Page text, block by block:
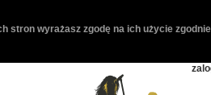
wyrażasz zgodę na ich użycie